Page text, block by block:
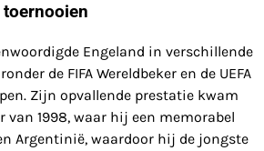
Engeland in verschillende
de FIFA Wereldbeker en de UEFA
Zijn opvallende prestatie kwam
van 1998, waar hij een memorabel
Argentinië, waardoor hij de jongste